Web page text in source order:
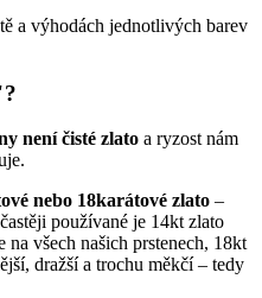
a výhodách jednotlivých barev
není čisté zlato a ryzost nám
nebo 18karátové zlato –
používané je 14kt zlato
na všech našich prstenech, 18kt
dražší a trochu měkčí – tedy